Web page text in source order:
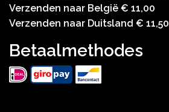
Verzenden naar België € 11,00
Verzenden naar Duitsland € 11,50
Betaalmethodes